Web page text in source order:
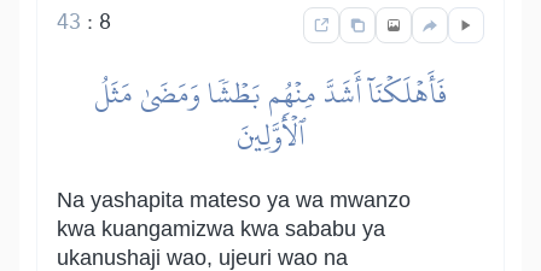
8
:
43
فَأَهۡلَكۡنَآ أَشَدَّ مِنۡهُم بَطۡشٗا وَمَضَىٰ مَثَلُ
ٱلۡأَوَّلِينَ
Na yashapita mateso ya wa mwanzo
kwa kuangamizwa kwa sababu ya
ukanushaji wao, ujeuri wao na